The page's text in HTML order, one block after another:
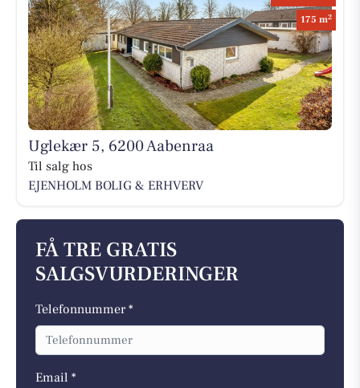
175 m2
Uglekær 5, 6200 Aabenraa
Til salg hos
EJENHOLM BOLIG & ERHVERV
FÅ TRE GRATIS
SALGSVURDERINGER
Telefonnummer *
Email *